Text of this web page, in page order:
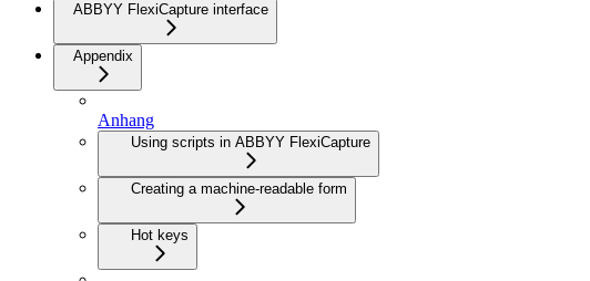
ABBYY FlexiCapture interface
Appendix
Anhang
Using scripts in ABBYY FlexiCapture
Creating a machine-readable form
Hot keys